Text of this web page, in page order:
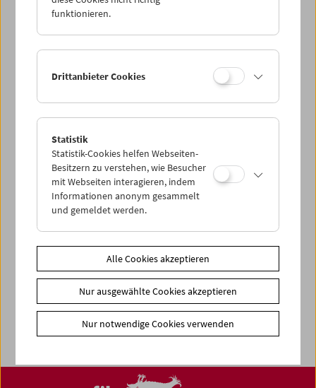
< zurück zur Übersicht
Share on
News
Newsletter
Fotos unserer Gäste
Gästebuch
Jobs
funktionieren.
Drittanbieter Cookies
Statistik
Statistik-Cookies helfen Webseiten-
Besitzern zu verstehen, wie Besucher
mit Webseiten interagieren, indem
Informationen anonym gesammelt
und gemeldet werden.
Alle Cookies akzeptieren
Nur ausgewählte Cookies akzeptieren
Nur notwendige Cookies verwenden